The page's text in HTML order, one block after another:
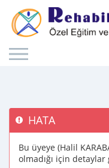
HATA
Bu üyeye (Halil
olmadığı için